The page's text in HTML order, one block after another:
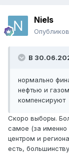
Niels
В
нормально
нефтью и
компенсируют
Скоро выборы.
самое (за именно
центром и
есть,